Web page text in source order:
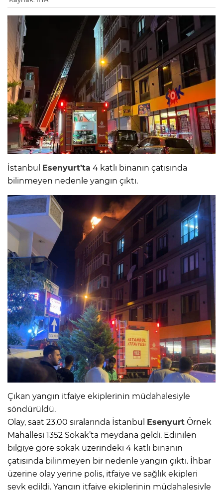
İstanbul Esenyurt’ta 4 katlı binanın çatısında
bilinmeyen nedenle yangın çıktı.
Çıkan yangın itfaiye ekiplerinin müdahalesiyle
söndürüldü.
Olay, saat 23.00 sıralarında İstanbul Esenyurt Örnek
Mahallesi 1352 Sokak’ta meydana geldi. Edinilen
bilgiye göre sokak üzerindeki 4 katlı binanın
çatısında bilinmeyen bir nedenle yangın çıktı. İhbar
üzerine olay yerine polis, itfaiye ve sağlık ekipleri
sevk edildi. Yangın itfaiye ekiplerinin müdahalesiyle